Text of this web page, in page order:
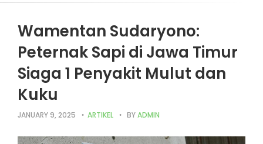
Wamentan Sudaryono:
Peternak Sapi di Jawa Timur
Siaga 1 Penyakit Mulut dan
Kuku
JANUARY 9, 2025 ARTIKEL BYADMIN